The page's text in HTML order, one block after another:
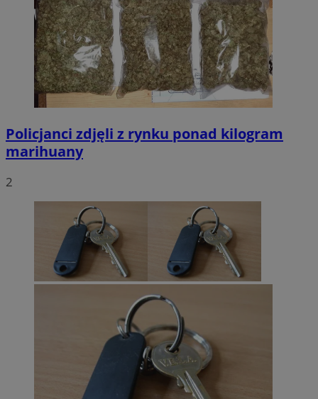
Policjanci zdjęli z rynku ponad kilogram
marihuany
2